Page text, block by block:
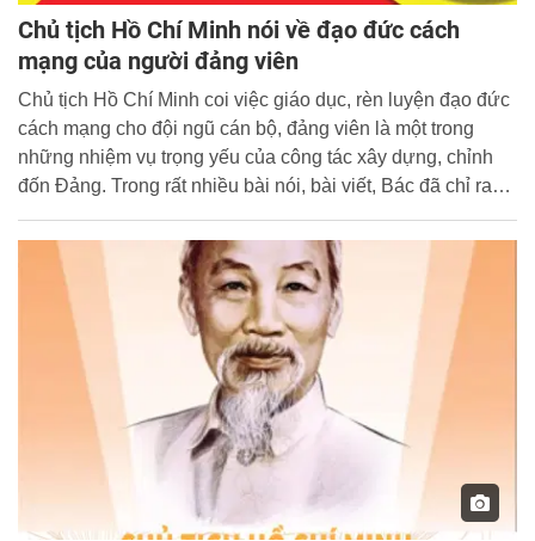
Chủ tịch Hồ Chí Minh nói về đạo đức cách
mạng của người đảng viên
Chủ tịch Hồ Chí Minh coi việc giáo dục, rèn luyện đạo đức
cách mạng cho đội ngũ cán bộ, đảng viên là một trong
những nhiệm vụ trọng yếu của công tác xây dựng, chỉnh
đốn Đảng. Trong rất nhiều bài nói, bài viết, Bác đã chỉ ra
bộ, đảng viên coi rèn luyện đạo đức cách mạng là nhu cầu
nội tại, thường xuyên và liên tục.